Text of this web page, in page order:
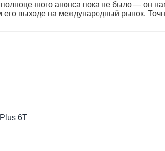
анонса пока не было — он
его выходе на международный рынок.
6T